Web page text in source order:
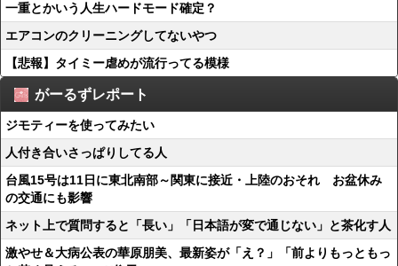
一重とかいう人生ハードモード確定？
エアコンのクリーニングしてないやつ
【悲報】タイミー虐めが流行ってる模様
がーるずレポート
ジモティーを使ってみたい
人付き合いさっぱりしてる人
台風15号は11日に東北南部～関東に接近・上陸のおそれ お盆休み
の交通にも影響
ネット上で質問すると「長い」「日本語が変で通じない」と茶化す人
激やせ＆大病公表の華原朋美、最新姿が「え？」「前よりもっともっ